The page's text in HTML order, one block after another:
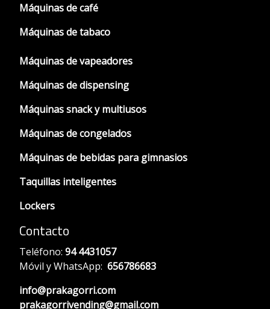
Máquinas de café
Máquinas de tabaco
Máquinas de vapeadores
Máquinas de dispensing
Máquinas snack y multiusos
Máquinas de congelados
Máquinas de bebidas para gimnasios
Taquillas inteligentes
Lockers
Contacto
Teléfono: 94 4431057
Móvil y WhatsApp: 656786683
info@prakagorri.com
prakagorrivending@gmail.com